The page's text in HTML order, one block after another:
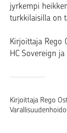
jyrkempi
turkkilaisilla on
Kirjoittaja Rego
HC Sovereign
Kirjoittaja Rego